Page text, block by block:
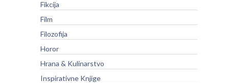
Fikcija
Film
Filozofija
Horor
Hrana & Kulinarstvo
Inspirativne Knjige